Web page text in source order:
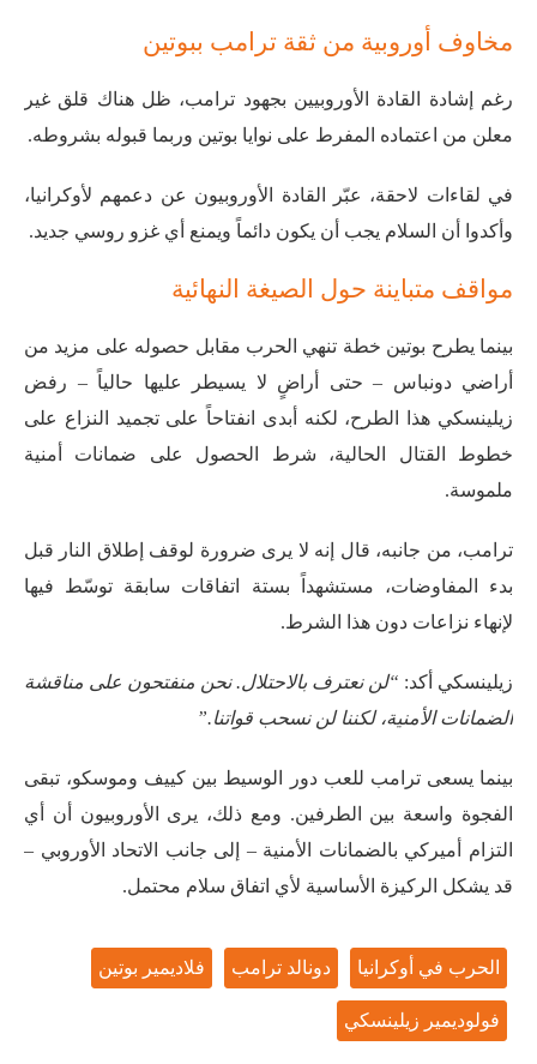
مخاوف أوروبية من ثقة ترامب ببوتين
رغم إشادة القادة الأوروبيين بجهود ترامب، ظل هناك قلق غير
معلن من اعتماده المفرط على نوايا بوتين وربما قبوله بشروطه.
في لقاءات لاحقة، عبّر القادة الأوروبيون عن دعمهم لأوكرانيا،
وأكدوا أن السلام يجب أن يكون دائماً ويمنع أي غزو روسي جديد.
مواقف متباينة حول الصيغة النهائية
بينما يطرح بوتين خطة تنهي الحرب مقابل حصوله على مزيد من
أراضي دونباس – حتى أراضٍ لا يسيطر عليها حالياً – رفض
زيلينسكي هذا الطرح، لكنه أبدى انفتاحاً على تجميد النزاع على
خطوط القتال الحالية، شرط الحصول على ضمانات أمنية
ملموسة.
ترامب، من جانبه، قال إنه لا يرى ضرورة لوقف إطلاق النار قبل
بدء المفاوضات، مستشهداً بستة اتفاقات سابقة توسّط فيها
لإنهاء نزاعات دون هذا الشرط.
زيلينسكي أكد: “لن نعترف بالاحتلال. نحن منفتحون على مناقشة
الضمانات الأمنية، لكننا لن نسحب قواتنا.”
بينما يسعى ترامب للعب دور الوسيط بين كييف وموسكو، تبقى
الفجوة واسعة بين الطرفين. ومع ذلك، يرى الأوروبيون أن أي
التزام أميركي بالضمانات الأمنية – إلى جانب الاتحاد الأوروبي –
قد يشكل الركيزة الأساسية لأي اتفاق سلام محتمل.
الحرب في أوكرانيا دونالد ترامب فلاديمير بوتين
فولوديمير زيلينسكي